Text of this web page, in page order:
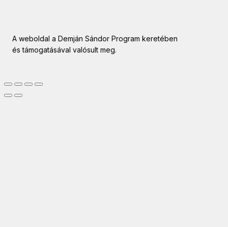
A weboldal a Demján Sándor Program keretében
és támogatásával valósult meg.